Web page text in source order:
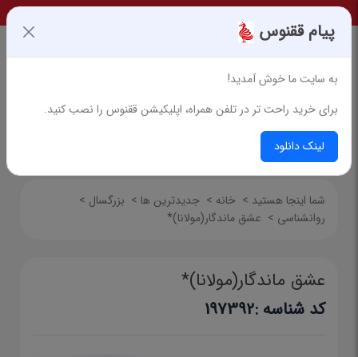
شما اینجا هستید > خانه > جدیدترین ها > بزرگسال >
روانشناسی > عشق ماندگار(مولانا)*
عشق ماندگار(مولانا)*
کد شناسه :197392
پیام ققنوس
به سایت ما خوش آمدید!
برای خرید راحت تر در تلفن همراه، اپلیکیشن ققنوس را نصب کنید.
لینک دانلود